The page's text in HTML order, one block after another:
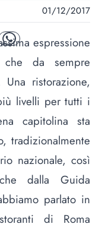
01/12/2017
whatsappespressione
che da sempre
ristorazione,
livelli per tutti i
capitolina sta
tradizionalmente
nazionale, così
dalla Guida
parlato in
di Roma